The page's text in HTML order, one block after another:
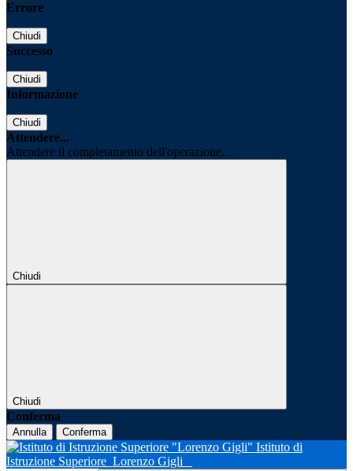
Errore
Chiudi
Successo
Chiudi
Informazione
Chiudi
Attendere...
Attendere il completamento dell'operazione...
Chiudi
Chiudi
Conferma
Annulla Conferma
Istituto di
Istruzione Superiore Lorenzo Gigli